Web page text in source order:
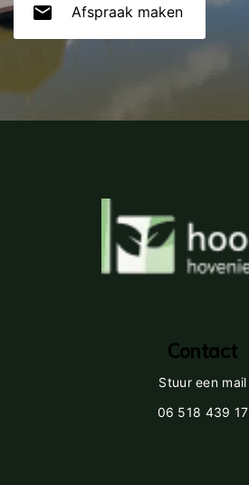
mail Afspraak maken
Contact
Stuur een mail
06 518 439 17